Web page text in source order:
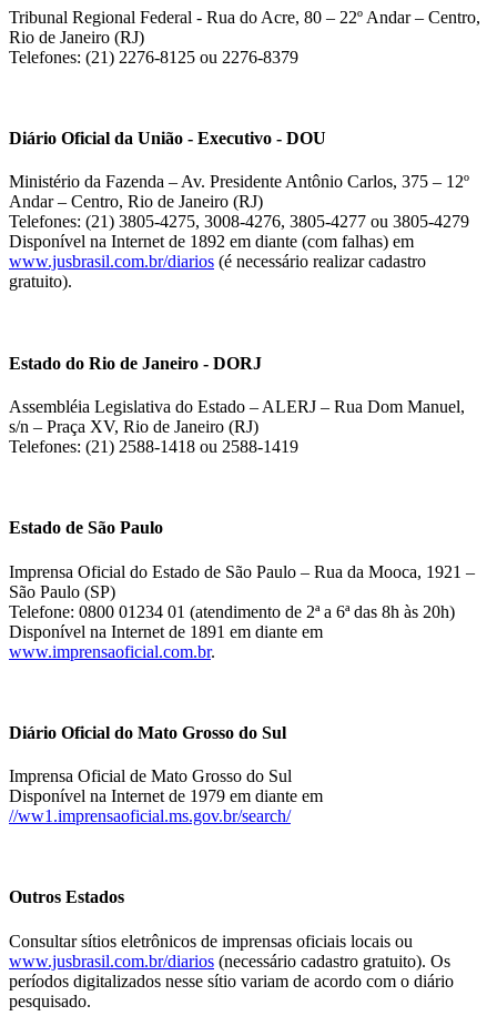
Tribunal Regional Federal - Rua do Acre, 80 – 22º Andar – Centro,
Rio de Janeiro (RJ)
Telefones: (21) 2276-8125 ou 2276-8379
Diário Oficial da União - Executivo - DOU
Ministério da Fazenda – Av. Presidente Antônio Carlos, 375 – 12º
Andar – Centro, Rio de Janeiro (RJ)
Telefones: (21) 3805-4275, 3008-4276, 3805-4277 ou 3805-4279
Disponível na Internet de 1892 em diante (com falhas) em
www.jusbrasil.com.br/diarios (é necessário realizar cadastro
gratuito).
Estado do Rio de Janeiro - DORJ
Assembléia Legislativa do Estado – ALERJ – Rua Dom Manuel,
s/n – Praça XV, Rio de Janeiro (RJ)
Telefones: (21) 2588-1418 ou 2588-1419
Estado de São Paulo
Imprensa Oficial do Estado de São Paulo – Rua da Mooca, 1921 –
São Paulo (SP)
Telefone: 0800 01234 01 (atendimento de 2ª a 6ª das 8h às 20h)
Disponível na Internet de 1891 em diante em
www.imprensaoficial.com.br.
Diário Oficial do Mato Grosso do Sul
Imprensa Oficial de Mato Grosso do Sul
Disponível na Internet de 1979 em diante em
//ww1.imprensaoficial.ms.gov.br/search/
Outros Estados
Consultar sítios eletrônicos de imprensas oficiais locais ou
www.jusbrasil.com.br/diarios (necessário cadastro gratuito). Os
períodos digitalizados nesse sítio variam de acordo com o diário
pesquisado.